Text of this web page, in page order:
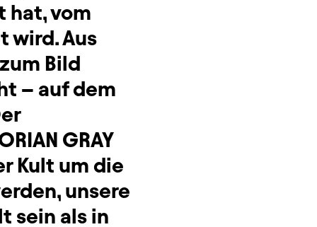
hat, vom
wird. Aus
Bild
– auf dem
GRAY
Kult um die
unsere
sein als in